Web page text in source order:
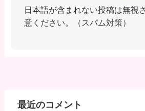
日本語が含まれない投稿は無視
意ください。（スパム対策）
最近のコメント